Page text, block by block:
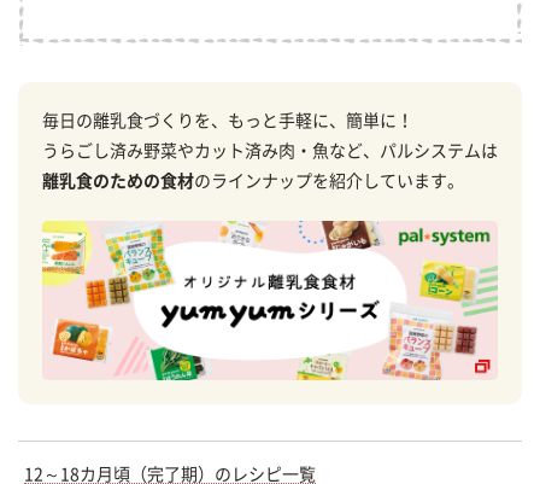
毎日の離乳食づくりを、もっと手軽に、簡単に！
うらごし済み野菜やカット済み肉・魚など、パルシステムは
離乳食のための食材のラインナップを紹介しています。
12～18カ月頃（完了期）のレシピ一覧